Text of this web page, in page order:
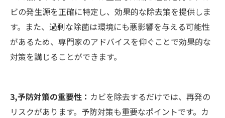
ビの発生源を正確に特定し、効果的な除去策を提供しま
す。また、過剰な除菌は環境にも悪影響を与える可能性
があるため、専門家のアドバイスを仰ぐことで効果的な
対策を講じることができます。
3,予防対策の重要性： カビを除去するだけでは、再発の
リスクがあります。予防対策も重要なポイントです。カ